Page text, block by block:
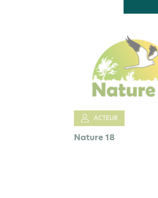
ACTEUR
Nature 18